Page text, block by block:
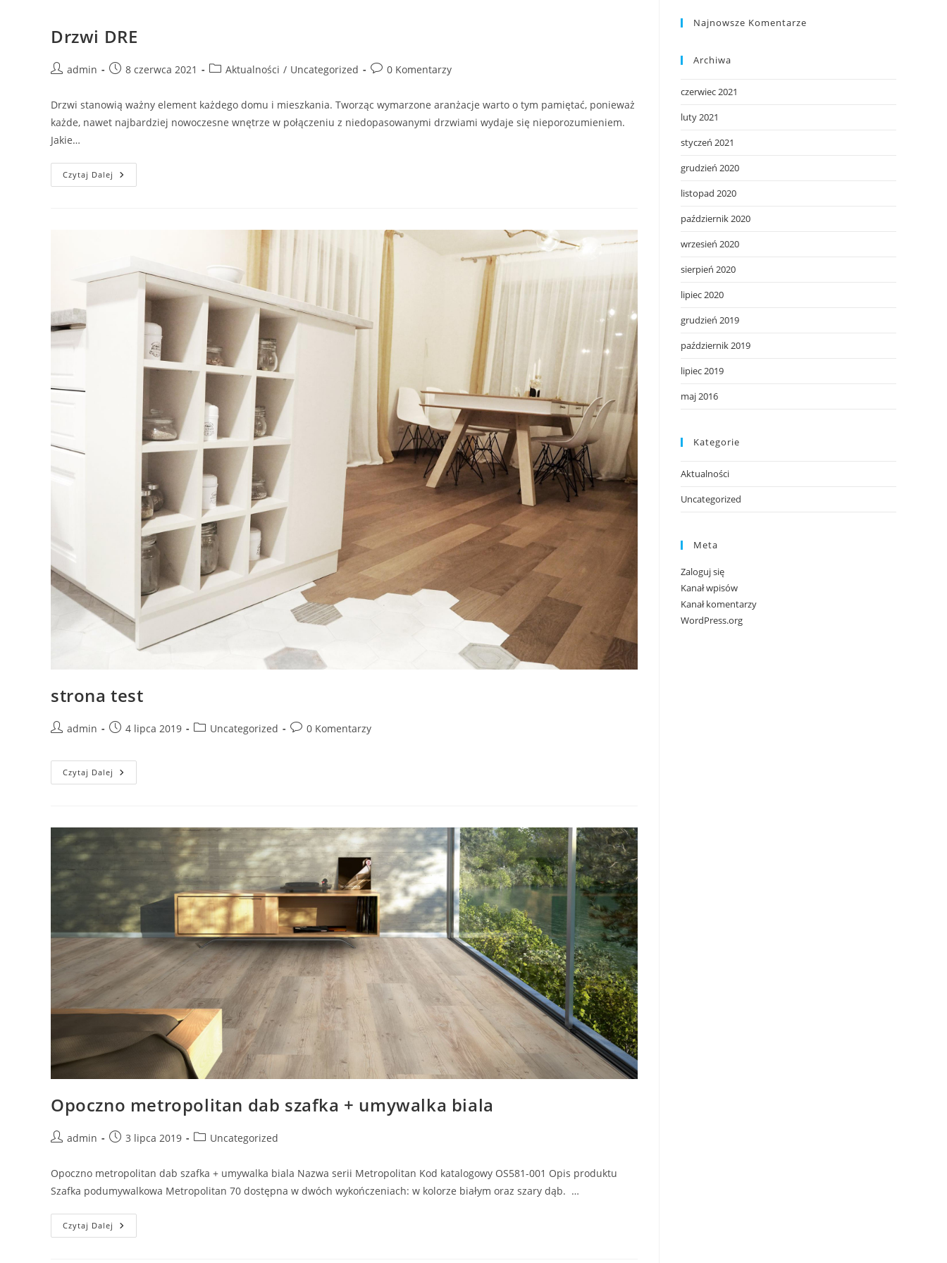
Drzwi DRE
Postadmin
Post8 czerwca 2021
PostAktualności / Uncategorized
Post0 Komentarzy
Drzwi stanowią ważny element każdego domu i mieszkania. Tworząc wymarzone aranżacje warto o tym pamiętać, ponieważ
każde, nawet najbardziej nowoczesne wnętrze w połączeniu z niedopasowanymi drzwiami wydaje się nieporozumieniem.
Jakie…
Czytaj Dalej Drzwi
DRE
strona test
Postadmin
Post4 lipca 2019
PostUncategorized
Post0 Komentarzy
Czytaj Dalej Strona
Test
Opoczno metropolitan dab szafka + umywalka biala
Postadmin
Post3 lipca 2019
PostUncategorized
Opoczno metropolitan dab szafka + umywalka biala Nazwa serii Metropolitan Kod katalogowy OS581-001 Opis produktu
Szafka podumywalkowa Metropolitan 70 dostępna w dwóch wykończeniach: w kolorze białym oraz szary dąb. …
Czytaj Dalej Opoczno
Metropolitan
Najnowsze Komentarze
Archiwa
czerwiec 2021
luty 2021
styczeń 2021
grudzień 2020
listopad 2020
październik 2020
wrzesień 2020
sierpień 2020
lipiec 2020
grudzień 2019
październik 2019
lipiec 2019
maj 2016
Kategorie
Aktualności
Uncategorized
Meta
Zaloguj się
Kanał wpisów
Kanał komentarzy
WordPress.org